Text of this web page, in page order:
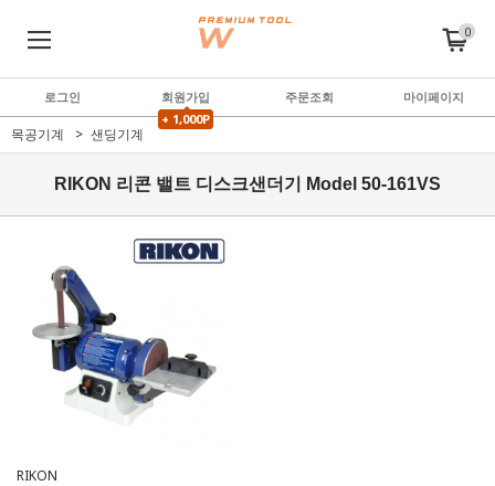
0
로그인
회원가입
+ 1,000P
주문조회 마이페이지
목공기계 샌딩기계
RIKON 리콘 밸트 디스크샌더기 Model 50-161VS
RIKON